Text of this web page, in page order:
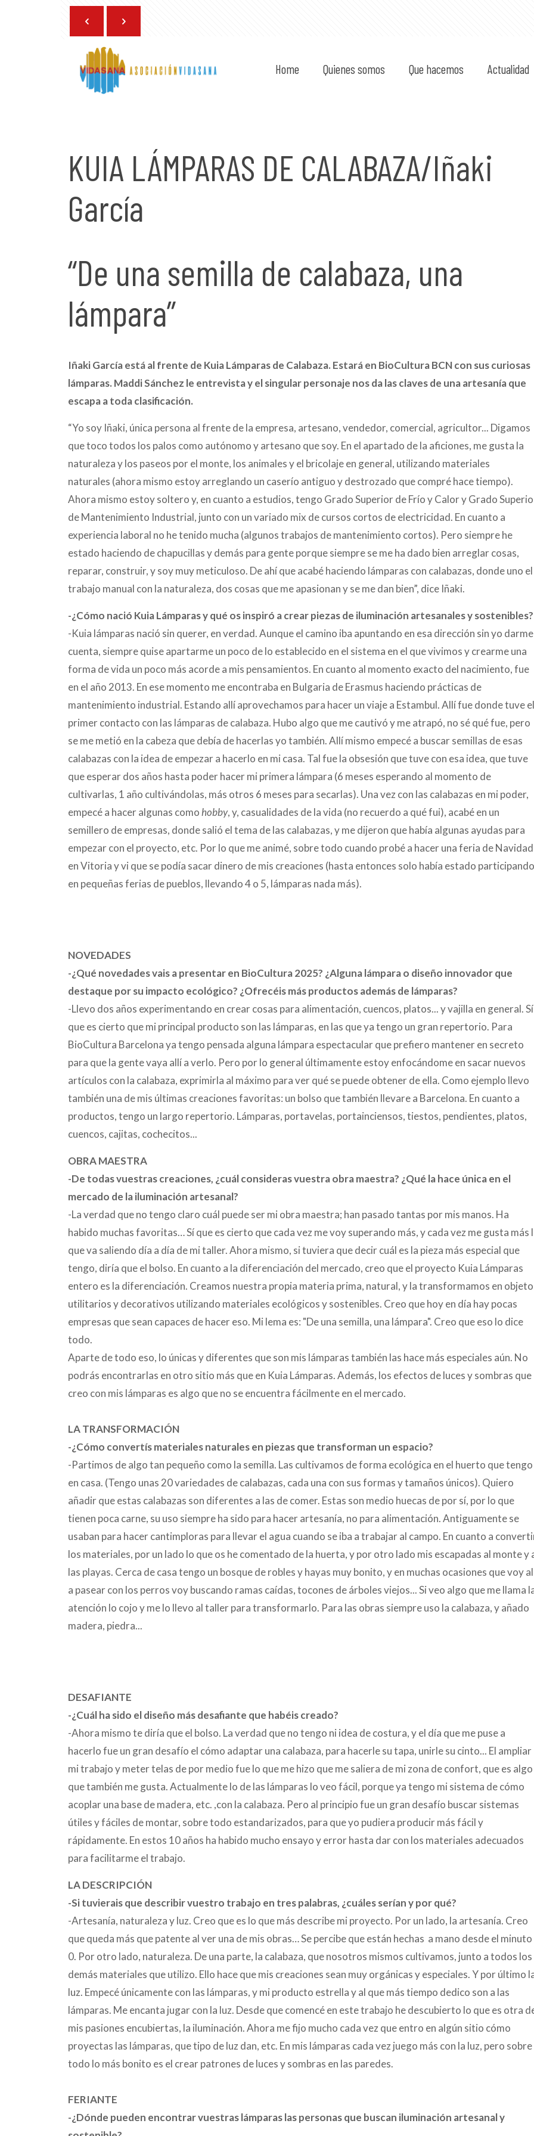
Home Quienes somos Que hacemos Actualidad
20 de marzo de 2025
KUIA LÁMPARAS DE CALABAZA/Iñaki
García
“De una semilla de calabaza, una
lámpara”
Iñaki García está al frente de Kuia Lámparas de Calabaza. Estará en BioCultura BCN con sus curiosas
lámparas. Maddi Sánchez le entrevista y el singular personaje nos da las claves de una artesanía que
escapa a toda clasificación.
“Yo soy Iñaki, única persona al frente de la empresa, artesano, vendedor, comercial, agricultor... Digamos
que toco todos los palos como autónomo y artesano que soy. En el apartado de la aficiones, me gusta la
naturaleza y los paseos por el monte, los animales y el bricolaje en general, utilizando materiales
naturales (ahora mismo estoy arreglando un caserío antiguo y destrozado que compré hace tiempo).
Ahora mismo estoy soltero y, en cuanto a estudios, tengo Grado Superior de Frío y Calor y Grado
de Mantenimiento Industrial, junto con un variado mix de cursos cortos de electricidad. En cuanto a
experiencia laboral no he tenido mucha (algunos trabajos de mantenimiento cortos). Pero siempre he
estado haciendo de chapucillas y demás para gente porque siempre se me ha dado bien arreglar cosas,
reparar, construir, y soy muy meticuloso. De ahí que acabé haciendo lámparas con calabazas, donde uno el
trabajo manual con la naturaleza, dos cosas que me apasionan y se me dan bien”, dice Iñaki.
-¿Cómo nació Kuia Lámparas y qué os inspiró a crear piezas de iluminación artesanales y sostenibles?
-Kuia lámparas nació sin querer, en verdad. Aunque el camino iba apuntando en esa dirección sin yo darme
cuenta, siempre quise apartarme un poco de lo establecido en el sistema en el que vivimos y crearme una
forma de vida un poco más acorde a mis pensamientos. En cuanto al momento exacto del nacimiento, fue
en el año 2013. En ese momento me encontraba en Bulgaria de Erasmus haciendo prácticas de
mantenimiento industrial. Estando allí aprovechamos para hacer un viaje a Estambul. Allí fue donde tuve el
primer contacto con las lámparas de calabaza. Hubo algo que me cautivó y me atrapó, no sé qué fue, pero
se me metió en la cabeza que debía de hacerlas yo también. Allí mismo empecé a buscar semillas de esas
calabazas con la idea de empezar a hacerlo en mi casa. Tal fue la obsesión que tuve con esa idea, que tuve
que esperar dos años hasta poder hacer mi primera lámpara (6 meses esperando al momento de
cultivarlas, 1 año cultivándolas, más otros 6 meses para secarlas). Una vez con las calabazas en mi poder,
empecé a hacer algunas comohobby, y, casualidades de la vida (no recuerdo a qué fui), acabé en un
semillero de empresas, donde salió el tema de las calabazas, y me dijeron que había algunas ayudas para
empezar con el proyecto, etc. Por lo que me animé, sobre todo cuando probé a hacer una feria de Navidad
en Vitoria y vi que se podía sacar dinero de mis creaciones (hasta entonces solo había estado participando
en pequeñas ferias de pueblos, llevando 4 o 5, lámparas nada más).
NOVEDADES
-¿Qué novedades vais a presentar en BioCultura 2025? ¿Alguna lámpara o diseño innovador que
destaque por su impacto ecológico? ¿Ofrecéis más productos además de lámparas?
-Llevo dos años experimentando en crear cosas para alimentación, cuencos, platos... y vajilla en general. Sí
que es cierto que mi principal producto son las lámparas, en las que ya tengo un gran repertorio. Para
BioCultura Barcelona ya tengo pensada alguna lámpara espectacular que prefiero mantener en secreto
para que la gente vaya allí a verlo. Pero por lo general últimamente estoy enfocándome en sacar nuevos
artículos con la calabaza, exprimirla al máximo para ver qué se puede obtener de ella. Como ejemplo llevo
también una de mis últimas creaciones favoritas: un bolso que también llevare a Barcelona. En cuanto a
productos, tengo un largo repertorio. Lámparas, portavelas, portainciensos, tiestos, pendientes, platos,
cuencos, cajitas, cochecitos...
OBRA MAESTRA
-De todas vuestras creaciones, ¿cuál consideras vuestra obra maestra? ¿Qué la hace única en el
mercado de la iluminación artesanal?
-La verdad que no tengo claro cuál puede ser mi obra maestra; han pasado tantas por mis manos. Ha
habido muchas favoritas… Sí que es cierto que cada vez me voy superando más, y cada vez me gusta más
que va saliendo día a día de mi taller. Ahora mismo, si tuviera que decir cuál es la pieza más especial que
tengo, diría que el bolso. En cuanto a la diferenciación del mercado, creo que el proyecto Kuia Lámparas
entero es la diferenciación. Creamos nuestra propia materia prima, natural, y la transformamos en
utilitarios y decorativos utilizando materiales ecológicos y sostenibles. Creo que hoy en día hay pocas
empresas que sean capaces de hacer eso. Mi lema es: "De una semilla, una lámpara". Creo que eso lo dice
todo.
Aparte de todo eso, lo únicas y diferentes que son mis lámparas también las hace más especiales aún. No
podrás encontrarlas en otro sitio más que en Kuia Lámparas. Además, los efectos de luces y sombras que
creo con mis lámparas es algo que no se encuentra fácilmente en el mercado.
LA TRANSFORMACIÓN
-¿Cómo convertís materiales naturales en piezas que transforman un espacio?
-Partimos de algo tan pequeño como la semilla. Las cultivamos de forma ecológica en el huerto que tengo
en casa. (Tengo unas 20 variedades de calabazas, cada una con sus formas y tamaños únicos). Quiero
añadir que estas calabazas son diferentes a las de comer. Estas son medio huecas de por sí, por lo que
tienen poca carne, su uso siempre ha sido para hacer artesanía, no para alimentación. Antiguamente se
usaban para hacer cantimploras para llevar el agua cuando se iba a trabajar al campo. En cuanto a
los materiales, por un lado lo que os he comentado de la huerta, y por otro lado mis escapadas al monte y
las playas. Cerca de casa tengo un bosque de robles y hayas muy bonito, y en muchas ocasiones que voy
a pasear con los perros voy buscando ramas caídas, tocones de árboles viejos... Si veo algo que me llama
atención lo cojo y me lo llevo al taller para transformarlo. Para las obras siempre uso la calabaza, y añado
madera, piedra...
DESAFIANTE
-¿Cuál ha sido el diseño más desafiante que habéis creado?
-Ahora mismo te diría que el bolso. La verdad que no tengo ni idea de costura, y el día que me puse a
hacerlo fue un gran desafío el cómo adaptar una calabaza, para hacerle su tapa, unirle su cinto... El ampliar
mi trabajo y meter telas de por medio fue lo que me hizo que me saliera de mi zona de confort, que es algo
que también me gusta. Actualmente lo de las lámparas lo veo fácil, porque ya tengo mi sistema de cómo
acoplar una base de madera, etc. ,con la calabaza. Pero al principio fue un gran desafío buscar sistemas
útiles y fáciles de montar, sobre todo estandarizados, para que yo pudiera producir más fácil y
rápidamente. En estos 10 años ha habido mucho ensayo y error hasta dar con los materiales adecuados
para facilitarme el trabajo.
LA DESCRIPCIÓN
-Si tuvierais que describir vuestro trabajo en tres palabras, ¿cuáles serían y por qué?
-Artesanía, naturaleza y luz. Creo que es lo que más describe mi proyecto. Por un lado, la artesanía. Creo
que queda más que patente al ver una de mis obras… Se percibe que están hechas a mano desde el minuto
0. Por otro lado, naturaleza. De una parte, la calabaza, que nosotros mismos cultivamos, junto a todos los
demás materiales que utilizo. Ello hace que mis creaciones sean muy orgánicas y especiales. Y por último
luz. Empecé únicamente con las lámparas, y mi producto estrella y al que más tiempo dedico son a las
lámparas. Me encanta jugar con la luz. Desde que comencé en este trabajo he descubierto lo que es otra
mis pasiones encubiertas, la iluminación. Ahora me fijo mucho cada vez que entro en algún sitio cómo
proyectas las lámparas, que tipo de luz dan, etc. En mis lámparas cada vez juego más con la luz, pero sobre
todo lo más bonito es el crear patrones de luces y sombras en las paredes.
FERIANTE
-¿Dónde pueden encontrar vuestras lámparas las personas que buscan iluminación artesanal y